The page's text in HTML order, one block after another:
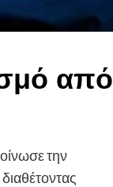
από
την